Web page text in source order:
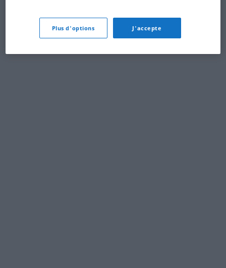
Plus d'options J'accepte